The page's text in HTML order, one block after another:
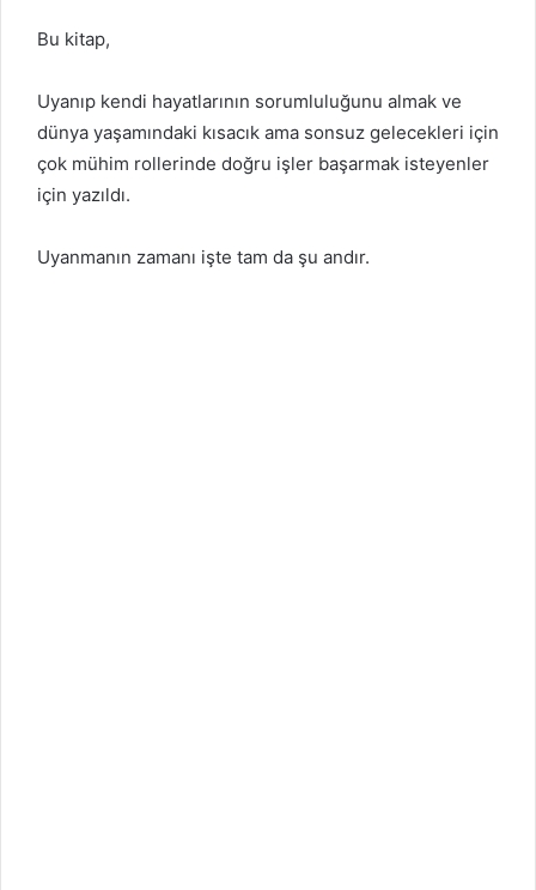
Bu kitap,
Uyanıp kendi hayatlarının sorumluluğunu almak ve
dünya yaşamındaki kısacık ama sonsuz gelecekleri için
çok mühim rollerinde doğru işler başarmak isteyenler
için yazıldı.
Uyanmanın zamanı işte tam da şu andır.